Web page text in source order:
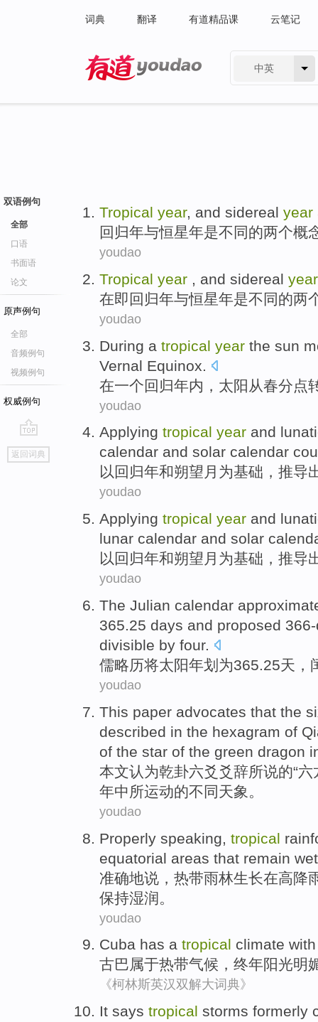
词典 翻译 有道精品课 云笔记
中英
双语例句
全部
口语
书面语
论文
原声例句
全部
音频例句
视频例句
权威例句
go
top
返回词典
Tropical year, and sidereal year
回归年与恒星年是不同的两个概
youdao
Tropical year , and sidereal year
在即回归年与恒星年是不同的两
youdao
During a tropical year the sun
Vernal Equinox.
在一个回归年内 ， 太阳 从春分点
youdao
Applying tropical year and
calendar and solar calendar
以回归年和朔望月 为基础， 推导
youdao
Applying tropical year and
lunar calendar and solar
以回归年和朔望月 为基础， 推导
youdao
The Julian calendar
365.25 days and proposed
divisible by four.
儒略历将太阳年划为365.25天 ，
youdao
This paper advocates that the
described in the hexagram of
of the star of the green dragon
本文认为乾卦六爻 爻辞所说的“六
年中所运动的不同天象 。
youdao
Properly speaking tropical
equatorial areas that remain wet
准确地说 ， 热带雨林生长在高降
保持湿润 。
youdao
Cuba has a tropical climate
古巴属于热带气候 ， 终年阳光明
《柯林斯英汉双解大词典》
It says tropical storms formerly